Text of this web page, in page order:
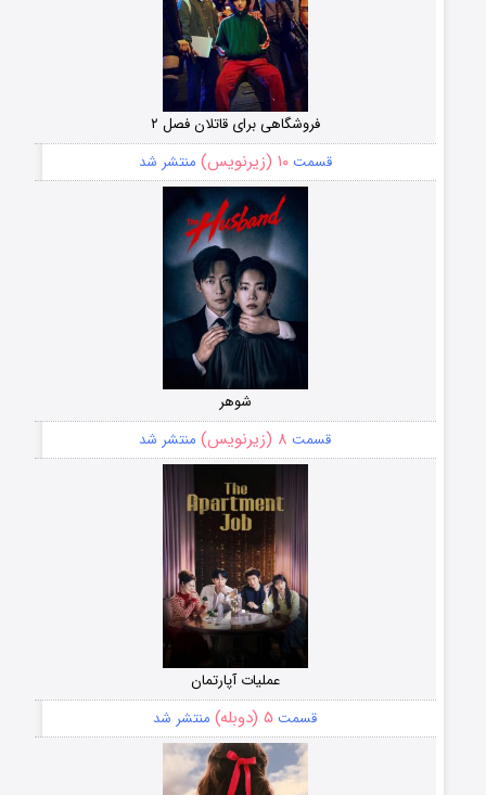
فروشگاهی برای قاتلان فصل ۲
قسمت۱۰ (زیرنویس) منتشر شد
شوهر
قسمت ۸ (زیرنویس) منتشر شد
عملیات آپارتمان
قسمت ۵ (دوبله) منتشر شد